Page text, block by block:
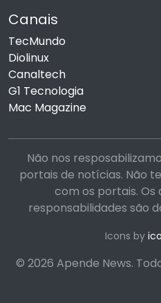
Canais
TecMundo
Diolinux
Canaltech
G1 Tecnologia
Mac Magazine
Não nos
portais de notícias. Não
com os portais. Os
responsabilidades são
Icons by
© 2026 Apende News.